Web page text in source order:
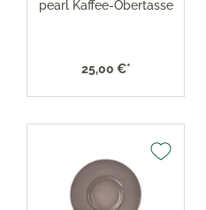
pearl Kaffee-Obertasse
25,00 €*